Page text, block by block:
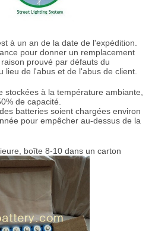
à un an de la date de l'expédition.
pour donner un remplacement
prouvé par défauts du
lieu de l'abus et de l'abus de client.
stockées à la température ambiante,
de capacité.
batteries soient chargées environ
pour empêcher au-dessus de la
boîte 8-10 dans un carton